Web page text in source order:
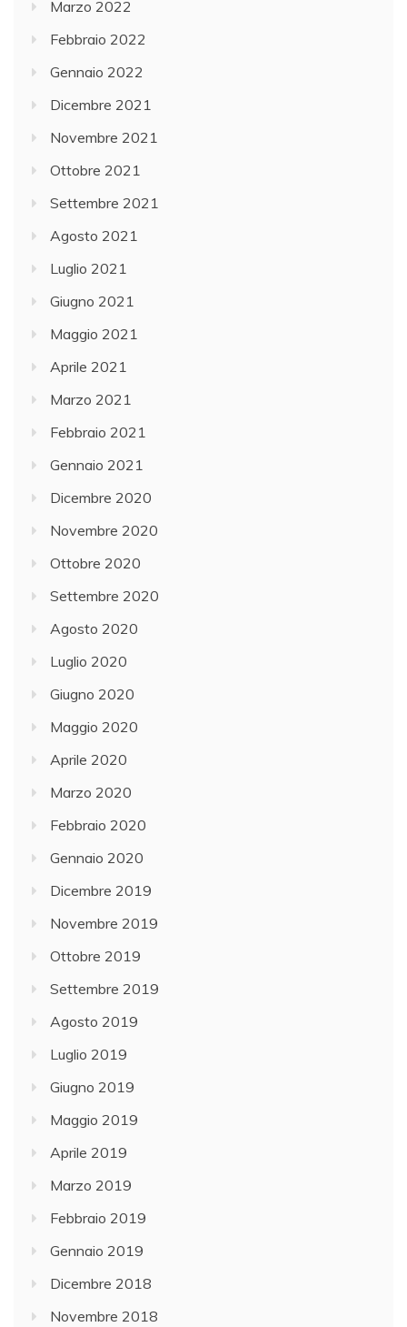
Marzo 2022
Febbraio 2022
Gennaio 2022
Dicembre 2021
Novembre 2021
Ottobre 2021
Settembre 2021
Agosto 2021
Luglio 2021
Giugno 2021
Maggio 2021
Aprile 2021
Marzo 2021
Febbraio 2021
Gennaio 2021
Dicembre 2020
Novembre 2020
Ottobre 2020
Settembre 2020
Agosto 2020
Luglio 2020
Giugno 2020
Maggio 2020
Aprile 2020
Marzo 2020
Febbraio 2020
Gennaio 2020
Dicembre 2019
Novembre 2019
Ottobre 2019
Settembre 2019
Agosto 2019
Luglio 2019
Giugno 2019
Maggio 2019
Aprile 2019
Marzo 2019
Febbraio 2019
Gennaio 2019
Dicembre 2018
Novembre 2018